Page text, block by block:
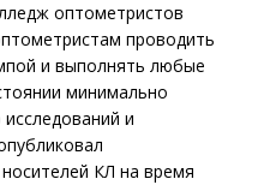
оптометристов
проводить
и выполнять любые
минимально
и
КЛ на время